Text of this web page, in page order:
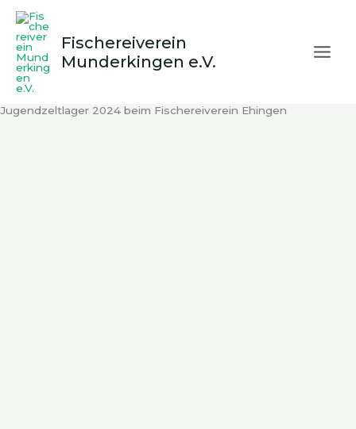
Zum
Inhalt
springen
Fischereiverein
Munderkingen e.V.
Jugendzeltlager 2024 beim Fischereiverein Ehingen